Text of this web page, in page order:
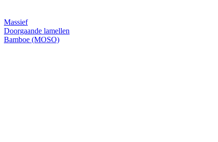
Massief
Doorgaande lamellen
Bamboe (MOSO)